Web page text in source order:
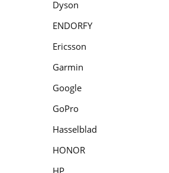
Dyson
ENDORFY
Ericsson
Garmin
Google
GoPro
Hasselblad
HONOR
HP